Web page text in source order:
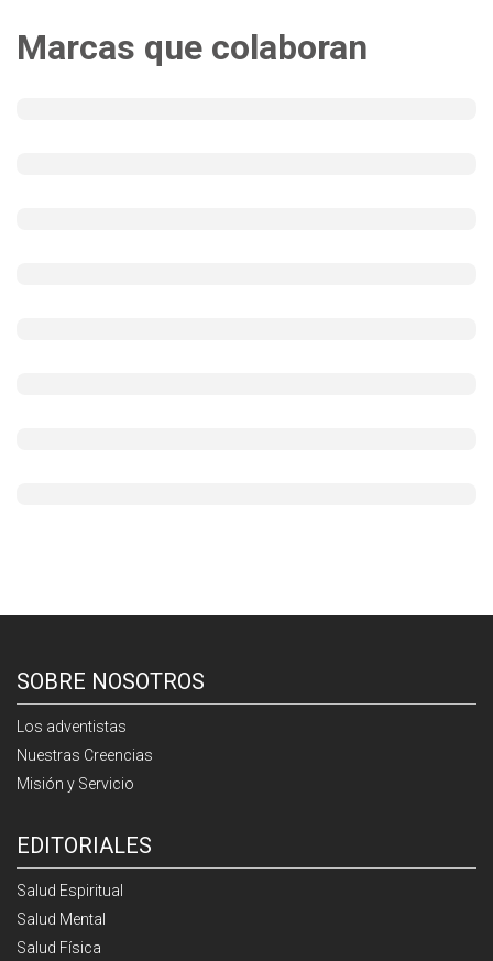
Marcas que colaboran
SOBRE NOSOTROS
Los adventistas
Nuestras Creencias
Misión y Servicio
EDITORIALES
Salud Espiritual
Salud Mental
Salud Física